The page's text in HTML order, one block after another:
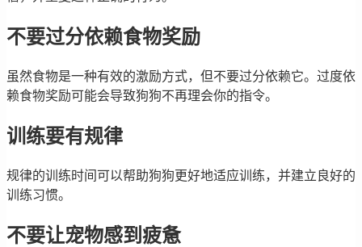
不要过分依赖食物奖励
虽然食物是一种有效的激励方式，但不要过分依赖它。过度依
赖食物奖励可能会导致狗狗不再理会你的指令。
训练要有规律
规律的训练时间可以帮助狗狗更好地适应训练，并建立良好的
训练习惯。
不要让宠物感到疲惫